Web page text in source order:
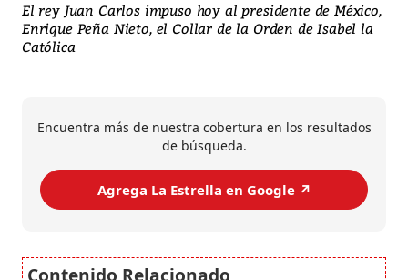
El rey Juan Carlos impuso hoy al presidente de México,
Enrique Peña Nieto, el Collar de la Orden de Isabel la
Católica
Encuentra más de nuestra cobertura en los resultados
de búsqueda.
Agrega La Estrella en Google ↗️